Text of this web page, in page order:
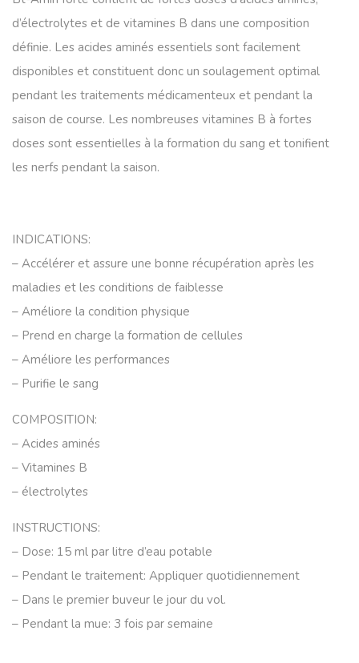
d’électrolytes et de vitamines B dans une composition
définie. Les acides aminés essentiels sont facilement
disponibles et constituent donc un soulagement optimal
pendant les traitements médicamenteux et pendant la
saison de course. Les nombreuses vitamines B à fortes
doses sont essentielles à la formation du sang et tonifient
les nerfs pendant la saison.
INDICATIONS:
– Accélérer et assure une bonne récupération après les
maladies et les conditions de faiblesse
– Améliore la condition physique
– Prend en charge la formation de cellules
– Améliore les performances
– Purifie le sang
COMPOSITION:
– Acides aminés
– Vitamines B
– électrolytes
INSTRUCTIONS:
– Dose: 15 ml par litre d’eau potable
– Pendant le traitement: Appliquer quotidiennement
– Dans le premier buveur le jour du vol.
– Pendant la mue: 3 fois par semaine